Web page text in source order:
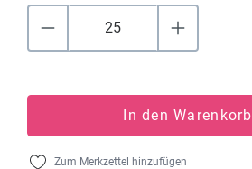
In den Warenkorb
Zum Merkzettel hinzufügen